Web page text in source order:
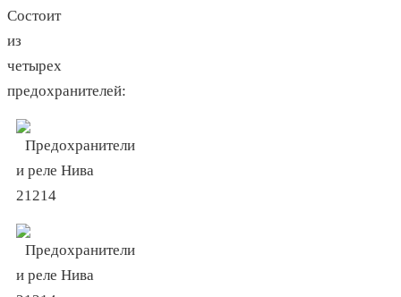
Состоит
из
четырех
предохранителей: